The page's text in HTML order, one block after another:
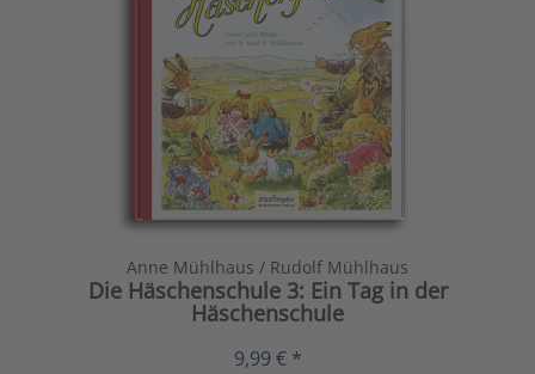
Anne Mühlhaus / Rudolf Mühlhaus
Die Häschenschule 3: Ein Tag in der
Häschenschule
9,99 € *